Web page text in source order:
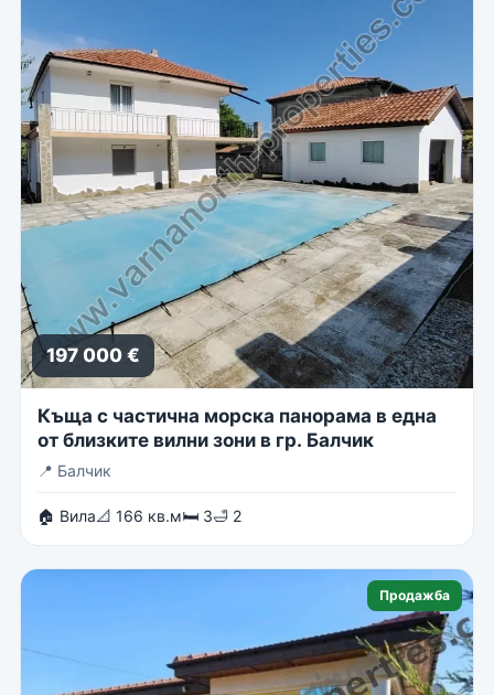
197 000 €
Къща с частична морска панорама в една
от близките вилни зони в гр. Балчик
📍 Балчик
🏠 Вила📐 166 кв.м🛏 3🛁 2
Продажба